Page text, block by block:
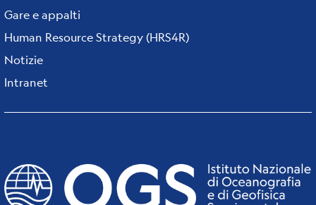
Gare e appalti
Human Resource Strategy (HRS4R)
Notizie
Intranet